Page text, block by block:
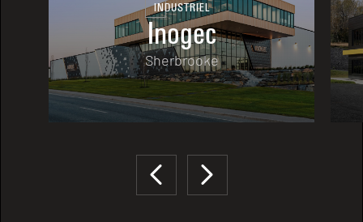
INDUSTRIEL
Inogec
Sherbrooke